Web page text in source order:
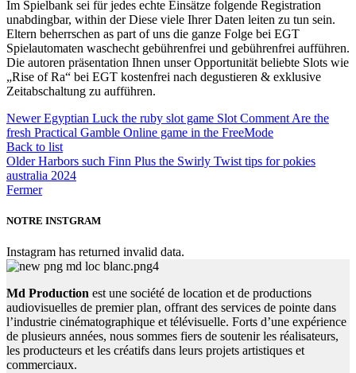
Im Spielbank sei für jedes echte Einsätze folgende Registration
unabdingbar, within der Diese viele Ihrer Daten leiten zu tun sein.
Eltern beherrschen as part of uns die ganze Folge bei EGT
Spielautomaten waschecht gebührenfrei und gebührenfrei aufführen.
Die autoren präsentation Ihnen unser Opportunität beliebte Slots wie
„Rise of Ra“ bei EGT kostenfrei nach degustieren & exklusive
Zeitabschaltung zu aufführen.
Newer Egyptian Luck the ruby slot game Slot Comment Are the
fresh Practical Gamble Online game in the FreeMode
Back to list
Older Harbors such Finn Plus the Swirly Twist tips for pokies
australia 2024
Fermer
NOTRE INSTGRAM
Instagram has returned invalid data.
Md Production est une société de location et de productions
audiovisuelles de premier plan, offrant des services de pointe dans
l’industrie cinématographique et télévisuelle. Forts d’une expérience
de plusieurs années, nous sommes fiers de soutenir les réalisateurs,
les producteurs et les créatifs dans leurs projets artistiques et
commerciaux.